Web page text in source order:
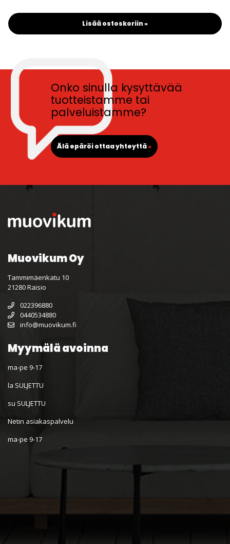
Lisää ostoskoriin »
Onko sinulla kysyttävää
tuotteistamme tai
palveluistamme?
Älä epäröi ottaa yhteyttä»
Muovikum Oy
Tammimäenkatu 10
21280 Raisio
022396880
0440534880
info@muovikum.fi
Myymälä avoinna
ma-pe 9-17
la SULJETTU
su SULJETTU
Netin asiakaspalvelu
ma-pe 9-17